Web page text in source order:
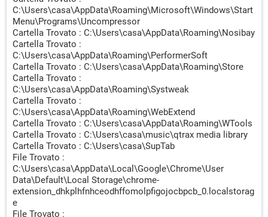
[PUM.HomePage] (X86) HKEY_USERS\S-1-5-
19\Software\Microsoft\Internet Explorer\Main | Start Page :
https://www.google.com/?gws_rd=ssl
-> Trovato
[PUM.HomePage] (X64) HKEY_USERS\S-1-5-
20\Software\Microsoft\Internet Explorer\Main | Start Page :
https://www.google.com/?gws_rd=ssl
-> Trovato
[PUM.HomePage] (X86) HKEY_USERS\S-1-5-
20\Software\Microsoft\Internet Explorer\Main | Start Page :
https://www.google.com/?gws_rd=ssl
[PUM.HomePage] (X64) HKEY_USERS\S-1-5-
18\Software\Microsoft\Internet Explorer\Main | Start Page :
https://www.google.com/?gws_rd=ssl
-> Trovato
[PUM.HomePage] (X86) HKEY_USERS\S-1-5-
18\Software\Microsoft\Internet Explorer\Main | Start Page :
https://www.google.com/?gws_rd=ssl
-> Trovato
[PUM.SearchPage] (X64)
HKEY_USERS\.DEFAULT\Software\Microsoft\Internet
Explorer\Main | Search Page : -> Trovato
C:\Users\casa\AppData\Roaming\Microsoft\Windows\Start
Menu\Programs\Uncompressor
Cartella Trovato : C:\Users\casa\AppData\Roaming\Nosibay
Cartella Trovato :
C:\Users\casa\AppData\Roaming\PerformerSoft
Cartella Trovato : C:\Users\casa\AppData\Roaming\Store
Cartella Trovato :
C:\Users\casa\AppData\Roaming\Systweak
Cartella Trovato :
C:\Users\casa\AppData\Roaming\WebExtend
Cartella Trovato : C:\Users\casa\AppData\Roaming\WTools
Cartella Trovato : C:\Users\casa\music\qtrax media library
Cartella Trovato : C:\Users\casa\SupTab
File Trovato :
C:\Users\casa\AppData\Local\Google\Chrome\User
Data\Default\Local Storage\chrome-
extension_dhkplhfnhceodhffomolpfigojocbpcb_0.localstorag
e
File Trovato :